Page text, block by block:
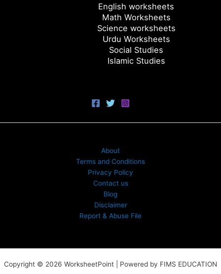
English worksheets
Math Worksheets
Science worksheets
Urdu Worksheets
Social Studies
Islamic Studies
About
Terms and Conditions
Privacy Policy
Contact us
Blog
Disclaimer
Report & Abuse File
Copyright © 2026 WorksheetPoint | Powered by FIMS EDUCATION